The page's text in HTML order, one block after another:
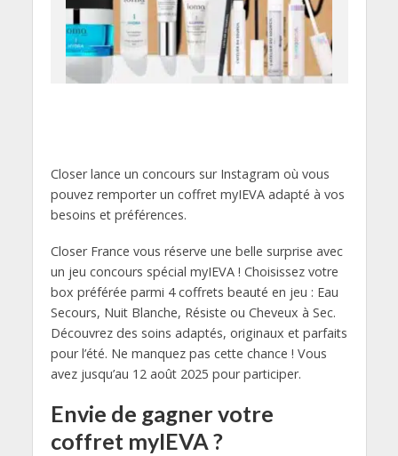
Closer lance un concours sur Instagram où vous
pouvez remporter un coffret myIEVA adapté à vos
besoins et préférences.
Closer France vous réserve une belle surprise avec
un jeu concours spécial myIEVA ! Choisissez votre
box préférée parmi 4 coffrets beauté en jeu : Eau
Secours, Nuit Blanche, Résiste ou Cheveux à Sec.
Découvrez des soins adaptés, originaux et parfaits
pour l’été. Ne manquez pas cette chance ! Vous
avez jusqu’au 12 août 2025 pour participer.
Envie de gagner votre
coffret myIEVA ?